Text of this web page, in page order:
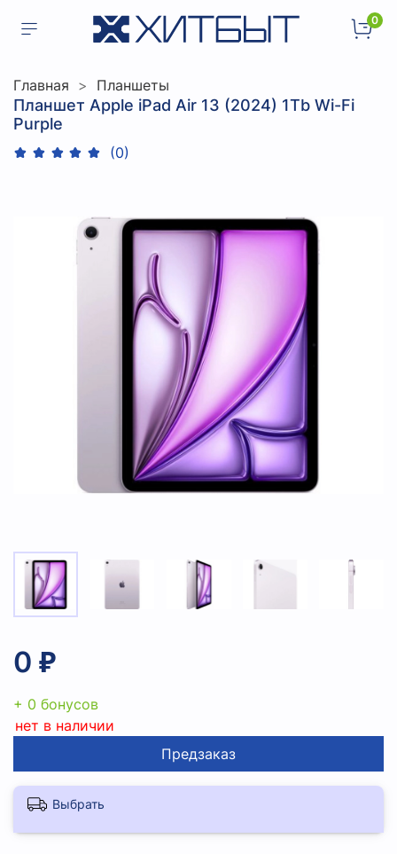
0
Главная Планшеты
Планшет Apple iPad Air 13 (2024) 1Tb Wi-Fi
Purple
(0)
0 ₽
+ 0 бонусов
нет в наличии
Предзаказ
Выбрать